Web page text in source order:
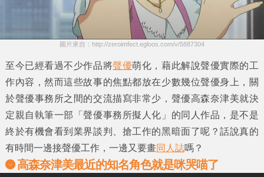
圖片來自：http://zeroimfect.egloos.com/v/5887304
至今已經看過不少作品將聲優萌化，藉此解說聲優實際的工
作內容，然而這些故事的焦點都放在少數幾位聲優身上，關
於聲優事務所之間的交流描寫非常少，聲優高森奈津美就決
定親自執筆一部
「聲優事務所擬人化」 的同人作品，是不是
終於有機會看到業界談判、搶工作的黑暗面了呢？話說真的
有時間一邊接聲優工作，一邊又要畫同人誌嗎？
高森奈津美最近的知名角色就是咪哭喵了